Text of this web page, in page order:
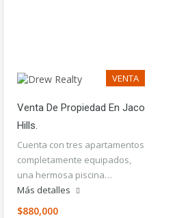
VENTA
Venta De Propiedad En Jaco
Hills.
Cuenta con tres apartamentos
completamente equipados,
una hermosa piscina…
Más detalles
$880,000